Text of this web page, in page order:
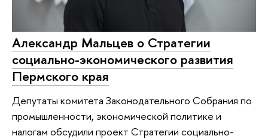
Александр Мальцев о Стратегии
социально-экономического развития
Пермского края
Депутаты комитета Законодательного Собрания по
промышленности, экономической политике и
налогам обсудили проект Стратегии социально-